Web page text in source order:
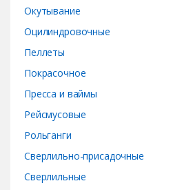
Окутывание
Оцилиндровочные
Пеллеты
Покрасочное
Пресса и ваймы
Рейсмусовые
Рольганги
Сверлильно-присадочные
Сверлильные